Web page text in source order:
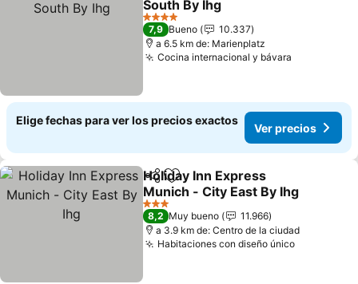
South By Ihg
Ver precios
4 Estrellas
7,9 Bueno
10.337
a 6.5 km de: Marienplatz
Cocina internacional y bávara
Elige fechas para ver los precios exactos
Ver precios
CompartirAgregar a favoritos
Holiday Inn Express
Munich - City East By Ihg
Ver precios
3 Estrellas
8,2 Muy bueno
11.966
a 3.9 km de: Centro de la ciudad
Habitaciones con diseño únicoVer